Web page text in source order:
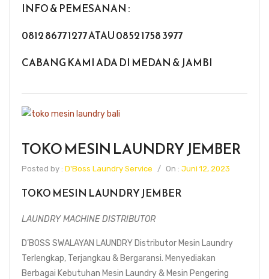
INFO & PEMESANAN :
0812 8677 1277 ATAU 0852 1758 3977
CABANG KAMI ADA DI MEDAN & JAMBI
TOKO MESIN LAUNDRY JEMBER
Posted by : D'Boss Laundry Service / On : Juni 12, 2023
TOKO MESIN LAUNDRY JEMBER
LAUNDRY MACHINE DISTRIBUTOR
D’BOSS SWALAYAN LAUNDRY Distributor Mesin Laundry
Terlengkap, Terjangkau & Bergaransi. Menyediakan
Berbagai Kebutuhan Mesin Laundry & Mesin Pengering